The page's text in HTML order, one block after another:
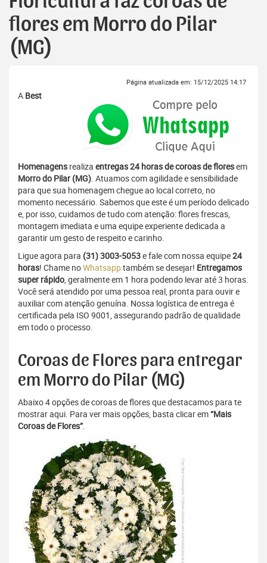
flores em Morro do Pilar
(MG)
Página atualizada em: 15/12/2025 14:17
A Best
Homenagens realiza entregas 24 horas de coroas de floresem
Morro do Pilar (MG). Atuamos com agilidade e sensibilidade
para que sua homenagem chegue ao local correto, no
momento necessário. Sabemos que este é um período delicado
e, por isso, cuidamos de tudo com atenção: flores frescas,
montagem imediata e uma equipe experiente dedicada a
garantir um gesto de respeito e carinho.
Ligue agora para (31) 3003-5053e fale com nossa equipe24
horas! Chame noWhatsapptambém se desejar! Entregamos
super rápido, geralmente em 1 hora podendo levar até 3 horas.
Você será atendido por uma pessoa real, pronta para ouvir e
auxiliar com atenção genuína. Nossa logística de entrega é
certificada pela ISO 9001, assegurando padrão de qualidade
em todo o processo.
Coroas de Flores para entregar
em Morro do Pilar (MG)
Abaixo 4 opções de coroas de flores que destacamos para te
mostrar aqui. Para ver mais opções, basta clicar em“Mais
Coroas de Flores”.